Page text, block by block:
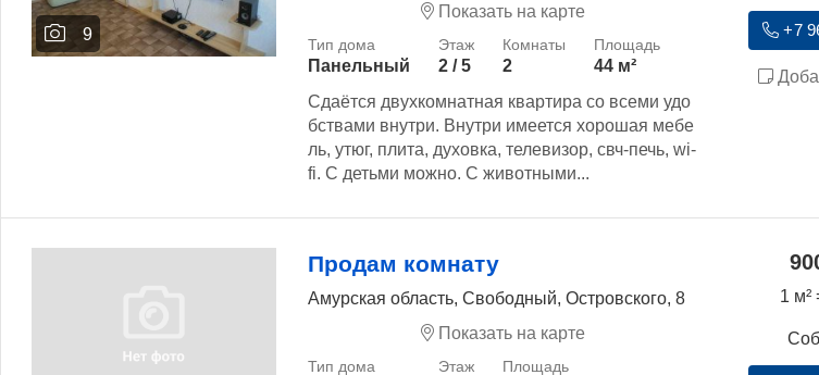
9
Показать на карте
Панельный 2 / 5 2
44 м²
Сдаётся двухкомнатная квартира со всеми удо
бствами внутри. Внутри имеется хорошая мебе
ль, утюг, плита, духовка, телевизор, свч-печь, wi-
fi. С детьми можно. С животными...
+7
Продам комнату
Амурская область, Свободный, Островского, 8
Показать на карте
1 м²